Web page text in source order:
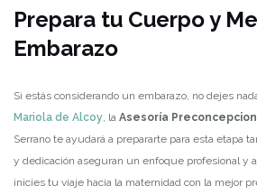
Prepara tu Cuerpo y
Embarazo
Si estás considerando un embarazo, no dejes
Mariola de Alcoy , la Asesoría
Serrano te ayudará a prepararte para esta etapa
y dedicación aseguran un enfoque profesional y
inicies tu viaje hacia la maternidad con la mejor